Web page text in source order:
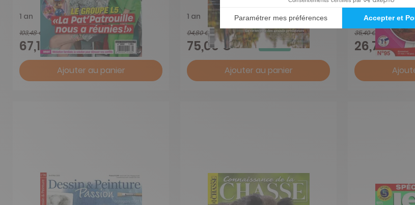
1 an
103,48 €
67,15 € -35%
Ajouter au panier
1 an
94,80 €
75,00 € -21%
Ajouter au panier
1 an
35,40 €
26,78 €